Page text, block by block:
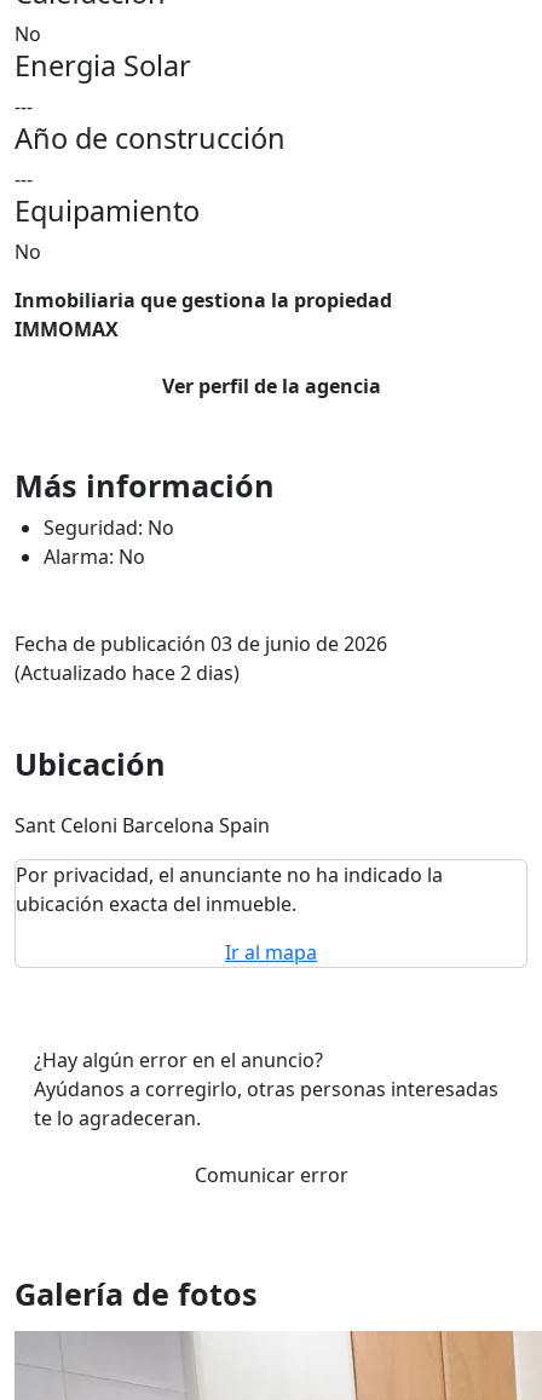
No
Energia Solar
---
Año de construcción
---
Equipamiento
No
Inmobiliaria que gestiona la propiedad
IMMOMAX
Ver perfil de la agencia
Más información
Seguridad: No
Alarma: No
Fecha de publicación 03 de junio de 2026
(Actualizado hace 2 dias)
Ubicación
Sant Celoni Barcelona Spain
Por privacidad, el anunciante no ha indicado la
ubicación exacta del inmueble.
Ir al mapa
¿Hay algún error en el anuncio?
Ayúdanos a corregirlo, otras personas interesadas
te lo agradeceran.
Comunicar error
Galería de fotos